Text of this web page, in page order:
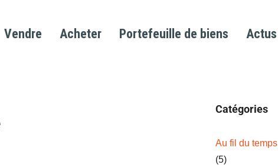
Vendre Acheter Portefeuille de biens Actus
Catégories
Au fil du temps
(5)